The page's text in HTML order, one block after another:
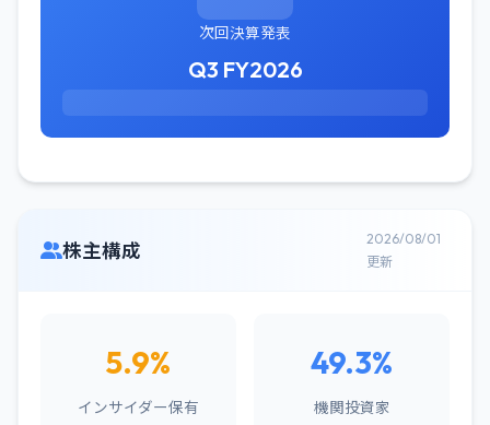
次回決算発表
Q3 FY2026
株主構成
2026/08/01
更新
5.9%
インサイダー保有
49.3%
機関投資家